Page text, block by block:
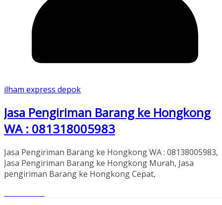
ilham express depok
Jasa Pengiriman Barang ke Hongkong
WA : 081318005983
Jasa Pengiriman Barang ke Hongkong WA : 08138005983,
Jasa Pengiriman Barang ke Hongkong Murah, Jasa
pengiriman Barang ke Hongkong Cepat,